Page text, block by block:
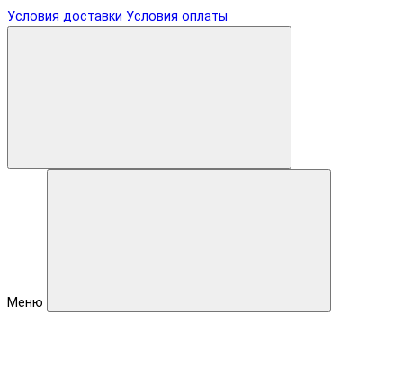
Условия доставки Условия оплаты
Меню